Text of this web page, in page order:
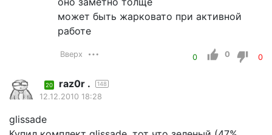
может быть жарковато при активной
работе
Вверх 0 0 0
20 raz0r . 148
12.12.2010 18:28
glissade